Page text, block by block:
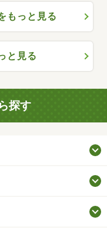
もっと見る
と見る
探す